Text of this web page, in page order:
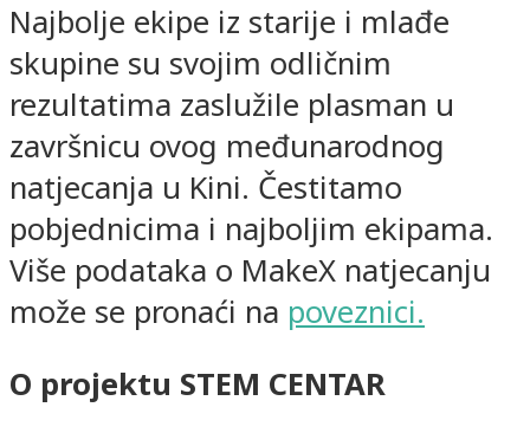
Najbolje ekipe iz starije i mlađe
skupine su svojim odličnim
rezultatima zaslužile plasman u
završnicu ovog međunarodnog
natjecanja u Kini. Čestitamo
pobjednicima i najboljim ekipama.
Više podataka o MakeX natjecanju
može se pronaći na poveznici.
O projektu STEM CENTAR